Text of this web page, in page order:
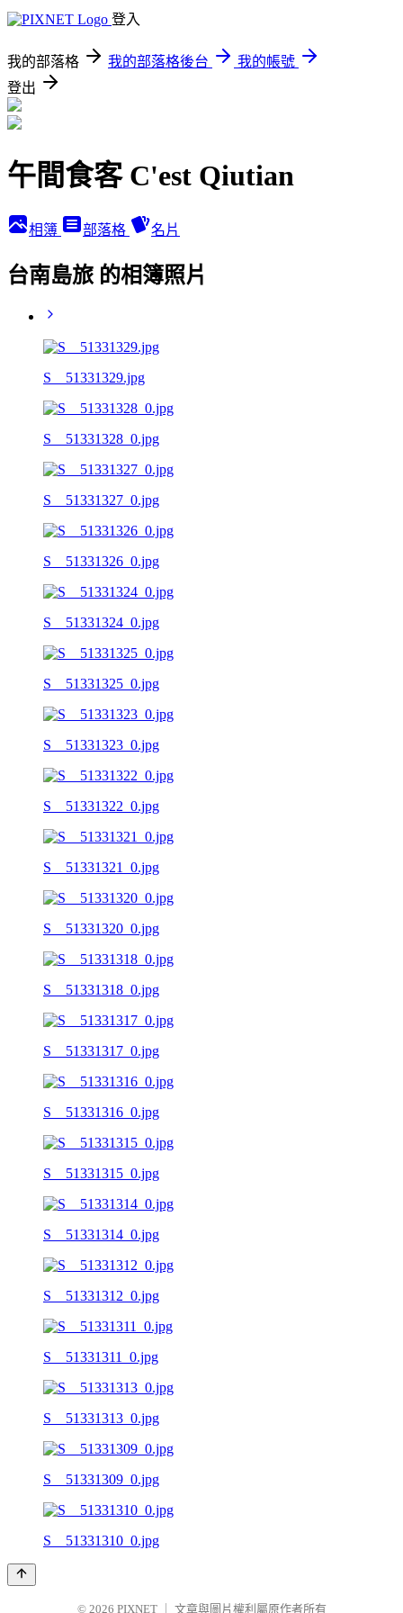
登入
我的部落格 我的部落格後台
我的帳號
登出
午間食客 C'est Qiutian
相簿 部落格 名片
台南島旅 的相簿照片
S__51331329.jpg
S__51331328_0.jpg
S__51331327_0.jpg
S__51331326_0.jpg
S__51331324_0.jpg
S__51331325_0.jpg
S__51331323_0.jpg
S__51331322_0.jpg
S__51331321_0.jpg
S__51331320_0.jpg
S__51331318_0.jpg
S__51331317_0.jpg
S__51331316_0.jpg
S__51331315_0.jpg
S__51331314_0.jpg
S__51331312_0.jpg
S__51331311_0.jpg
S__51331313_0.jpg
S__51331309_0.jpg
S__51331310_0.jpg
© 2026 PIXNET 文章與圖片權利屬原作者所有